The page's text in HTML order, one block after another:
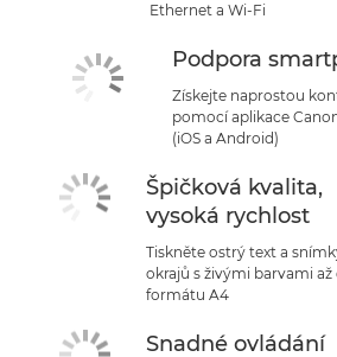
Ethernet a Wi-Fi
Podpora
Získejte naprostou
pomocí aplikace
(iOS a Android)
Špičková kvalita,
vysoká rychlost
Tiskněte ostrý text a
okrajů s živými barvami až
formátu A4
Snadné ovládání